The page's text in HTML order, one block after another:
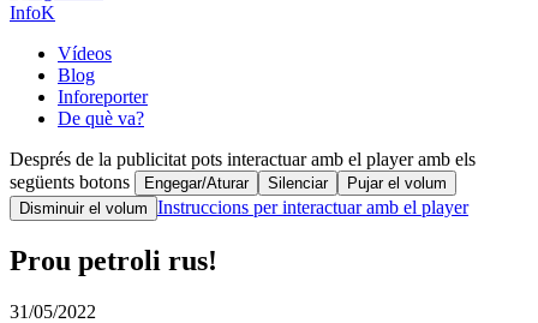
InfoK
Vídeos
Blog
Inforeporter
De què va?
Després de la publicitat pots interactuar amb el player amb els
següents botons
Engegar/Aturar Silenciar
Pujar el volum
Disminuir el volum Instruccions per interactuar amb el player
Prou petroli rus!
31/05/2022